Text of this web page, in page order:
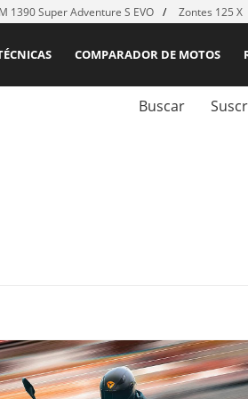
1390 Super Adventure S EVO Zontes 125 X
COMPARADOR DE MOTOS
Buscar